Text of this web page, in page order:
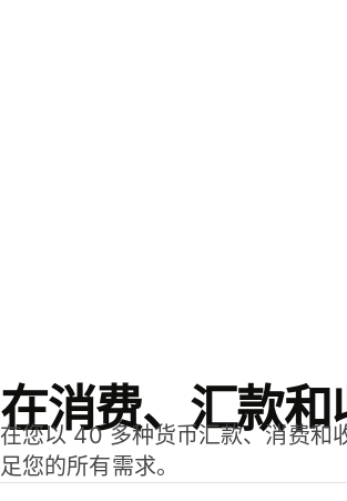
在消费、汇款
在您以 40 多种货币汇款、消费和
足您的所有需求。